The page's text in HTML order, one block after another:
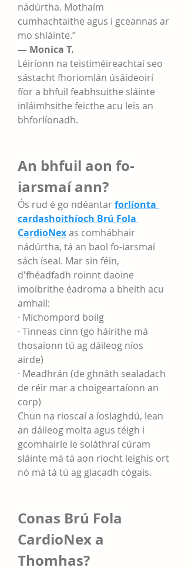
nádúrtha. Mothaím
cumhachtaithe agus i gceannas ar
mo shláinte.”
— Monica T.
Léiríonn na teistiméireachtaí seo
sástacht fhoriomlán úsáideoirí
fíor a bhfuil feabhsuithe sláinte
inláimhsithe feicthe acu leis an
bhforlíonadh.
An bhfuil aon fo-
iarsmaí ann?
Ós rud é go ndéantar forlíonta
cardashoithíoch Brú Fola
CardioNex as comhábhair
nádúrtha, tá an baol fo-iarsmaí
sách íseal. Mar sin féin,
d'fhéadfadh roinnt daoine
imoibrithe éadroma a bheith acu
amhail:
· Míchompord boilg
· Tinneas cinn (go háirithe má
thosaíonn tú ag dáileog níos
airde)
· Meadhrán (de ghnáth sealadach
de réir mar a choigeartaíonn an
corp)
Chun na rioscaí a íoslaghdú, lean
an dáileog molta agus téigh i
gcomhairle le soláthraí cúram
sláinte má tá aon riocht leighis ort
nó má tá tú ag glacadh cógais.
Conas Brú Fola
CardioNex a
Thomhas?